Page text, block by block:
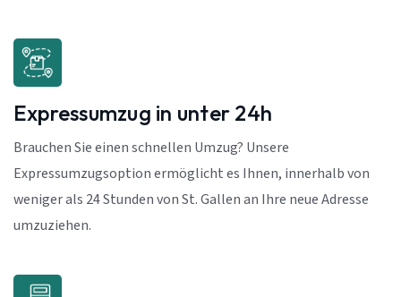
Expressumzug in unter 24h
Brauchen Sie einen schnellen Umzug? Unsere
Expressumzugsoption ermöglicht es Ihnen, innerhalb von
weniger als 24 Stunden von St. Gallen an Ihre neue Adresse
umzuziehen.